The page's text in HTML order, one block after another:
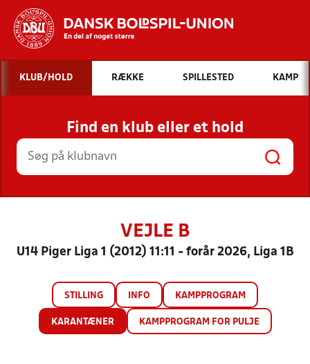
Hvad vil du søge efter?
INDHOLD OG NYHEDER
STILLINGER, RESULTATER, KLUBBER OG
HOLD
KLUB/HOLD RÆKKE SPILLESTED KAMP
Find en klub eller et hold
VEJLE B
U14 Piger Liga 1 (2012) 11:11 - forår 2026, Liga 1B
STILLING INFO KAMPPROGRAM
KARANTÆNER KAMPPROGRAM FOR PULJE